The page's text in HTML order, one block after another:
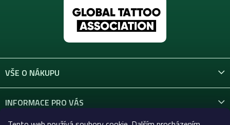
VŠE O NÁKUPU
INFORMACE PRO VÁS